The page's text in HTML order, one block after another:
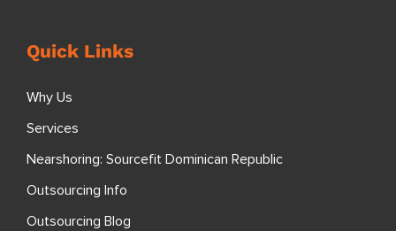
Quick Links
Why Us
Services
Nearshoring: Sourcefit Dominican Republic
Outsourcing Info
Outsourcing Blog